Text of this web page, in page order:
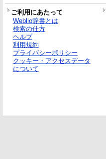
ご利用にあたって
Weblio辞書とは
検索の仕方
ヘルプ
利用規約
プライバシーポリシー
クッキー・アクセスデータ
について